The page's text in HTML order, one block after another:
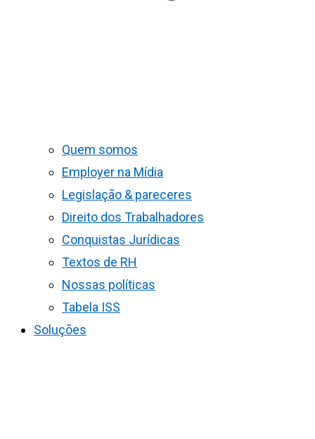
Quem somos
Employer na Mídia
Legislação & pareceres
Direito dos Trabalhadores
Conquistas Jurídicas
Textos de RH
Nossas políticas
Tabela ISS
Soluções